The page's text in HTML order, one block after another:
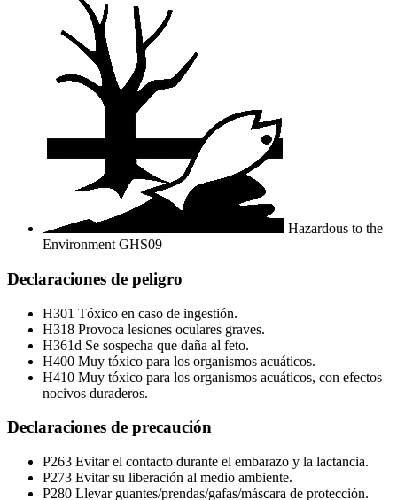
Hazardous to the
Environment GHS09
Declaraciones de peligro
H301 Tóxico en caso de ingestión.
H318 Provoca lesiones oculares graves.
H361d Se sospecha que daña al feto.
H400 Muy tóxico para los organismos acuáticos.
H410 Muy tóxico para los organismos acuáticos, con efectos
nocivos duraderos.
Declaraciones de precaución
P263 Evitar el contacto durante el embarazo y la lactancia.
P273 Evitar su liberación al medio ambiente.
P280 Llevar guantes/prendas/gafas/máscara de protección.